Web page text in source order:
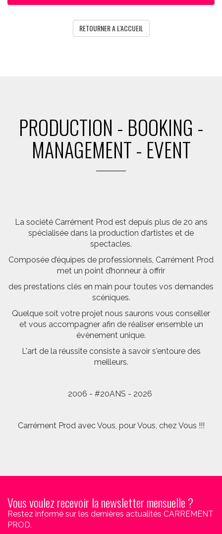
RETOURNER A L'ACCUEIL
PRODUCTION - BOOKING -
MANAGEMENT - EVENT
La société Carrément Prod est depuis plus de 20 ans
spécialisée dans la production d’artistes et de
spectacles.
Composée d’équipes de professionnels, Carrément Prod
met un point d’honneur à offrir
des prestations clés en main pour toutes vos demandes
scéniques.
Quelque soit votre projet nous saurons vous conseiller
et vous accompagner afin de réaliser ensemble un
évènement unique.
L'art de la réussite consiste à savoir s'entoure des
meilleurs.
2006 - #20ANS - 2026
Carrément Prod avec Vous, pour Vous, chez Vous !!!
Vous voulez recevoir la newsletter mensuelle ?
Restez informé sur les dernières actualités CARREMENT
PROD.